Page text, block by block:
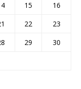
15
16
22
23
29
30